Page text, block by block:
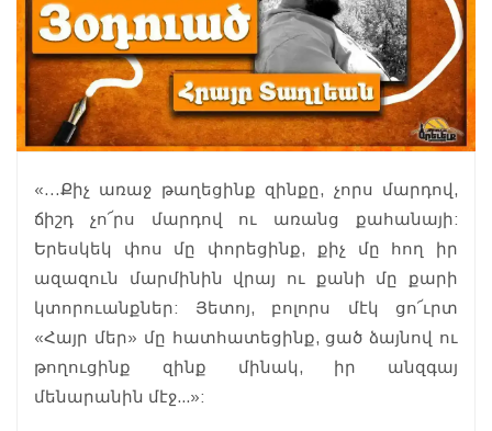
«…Քիչ առաջ թաղեցինք զինքը, չորս մարդով,
ճիշդ չո՜րս մարդով ու առանց քահանայի:
Երեսկեկ փոս մը փորեցինք, քիչ մը հող իր
ազազուն մարմինին վրայ ու քանի մը քարի
կտորուանքներ: Յետոյ, բոլորս մէկ ցո՜ւրտ
«Հայր մեր» մը հատհատեցինք, ցած ձայնով ու
թողուցինք զինք մինակ, իր անզգայ
մենարանին մէջ...»: